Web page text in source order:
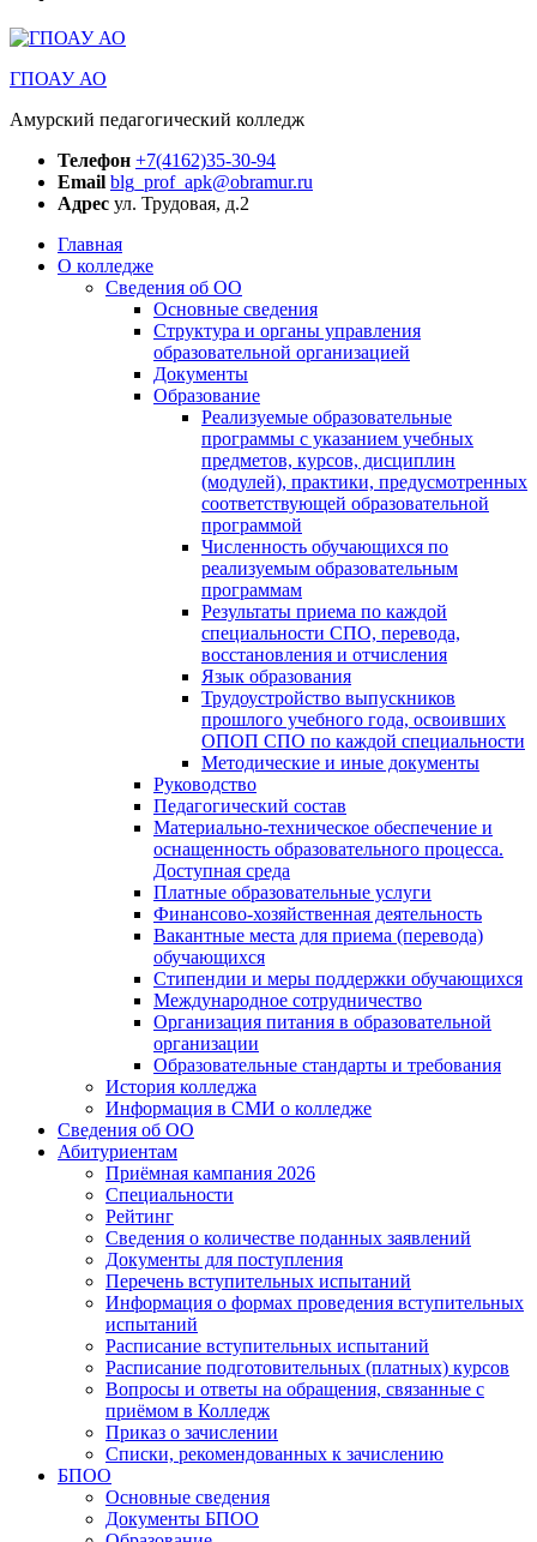
Амурская
ГПОАУ АО
Амурский педагогический колледж
Телефон +7(4162)35-30-94
Email blg_prof_apk@obramur.ru
Адрес ул. Трудовая, д.2
Главная
О колледже
Сведения об ОО
Основные сведения
Структура и органы управления
образовательной организацией
Документы
Образование
Реализуемые образовательные
программы с указанием учебных
предметов, курсов, дисциплин
(модулей), практики, предусмотренных
соответствующей образовательной
программой
Численность обучающихся по
реализуемым образовательным
программам
Результаты приема по каждой
специальности СПО, перевода,
восстановления и отчисления
Язык образования
Трудоустройство выпускников
прошлого учебного года, освоивших
ОПОП СПО по каждой специальности
Методические и иные документы
Руководство
Педагогический состав
Материально-техническое обеспечение и
оснащенность образовательного процесса.
Доступная среда
Платные образовательные услуги
Финансово-хозяйственная деятельность
Вакантные места для приема (перевода)
обучающихся
Стипендии и меры поддержки обучающихся
Международное сотрудничество
Организация питания в образовательной
организации
Образовательные стандарты и требования
История колледжа
Информация в СМИ о колледже
Сведения об ОО
Абитуриентам
Приёмная кампания 2026
Специальности
Рейтинг
Сведения о количестве поданных заявлений
Документы для поступления
Перечень вступительных испытаний
Информация о формах проведения вступительных
испытаний
Расписание вступительных испытаний
Расписание подготовительных (платных) курсов
Вопросы и ответы на обращения, связанные с
приёмом в Колледж
Приказ о зачислении
Списки, рекомендованных к зачислению
БПОО
Основные сведения
Документы БПОО